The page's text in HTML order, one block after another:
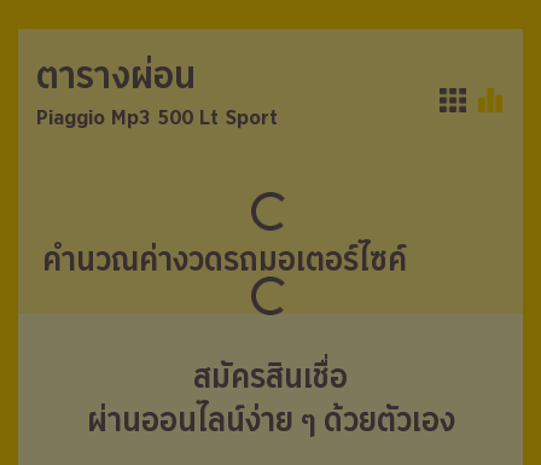
ตารางผ่อน
Piaggio Mp3 500 Lt Sport
ตารางผ่อน
Piaggio Mp3 500 Lt Sport
คำนวณค่างวดรถมอเตอร์ไซค์
สมัครสินเชื่อ
ผ่านออนไลน์ง่าย ๆ ด้วยตัวเอง